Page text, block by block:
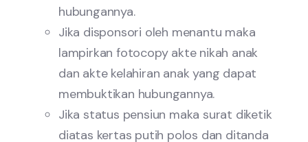
hubungannya.
Jika disponsori oleh menantu maka
lampirkan fotocopy akte nikah anak
dan akte kelahiran anak yang dapat
membuktikan hubungannya.
Jika status pensiun maka surat diketik
diatas kertas putih polos dan ditanda